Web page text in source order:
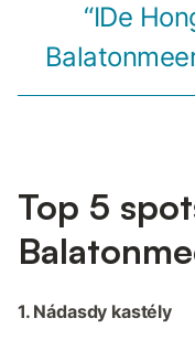
“IDe
Top 5
1. Nádasdy kastély